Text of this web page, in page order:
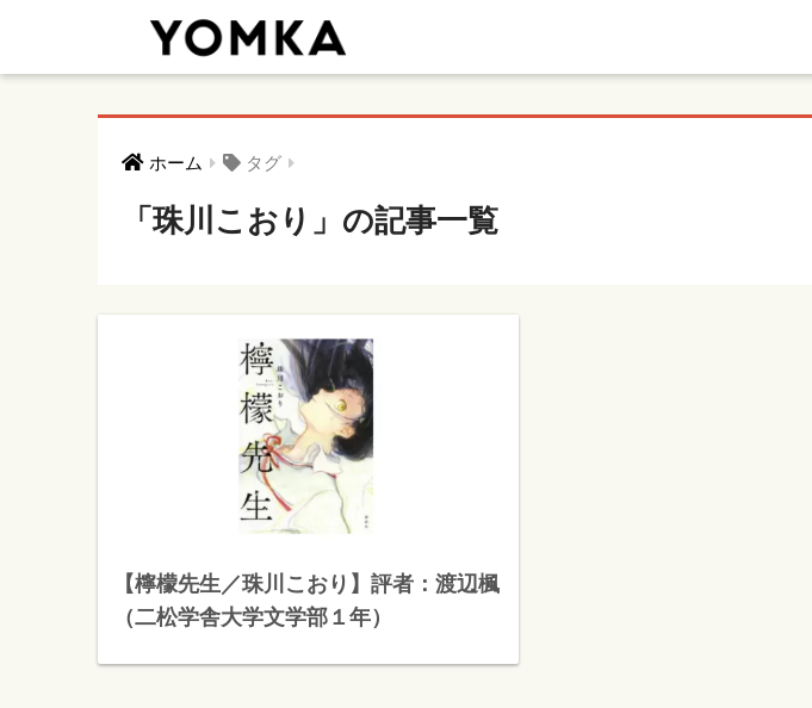
ホーム タグ
「珠川こおり」の記事一覧
【檸檬先生／珠川こおり】評者：渡辺楓
（二松学舎大学文学部１年）